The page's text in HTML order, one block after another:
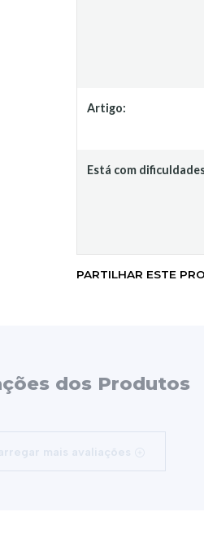
Artigo:
Está com
PARTILHAR ESTE
dos Produtos
mais avaliações